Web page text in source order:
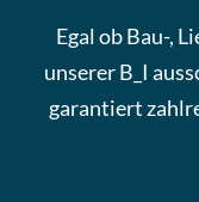
Egal ob Bau-,
unserer B_I
garantiert